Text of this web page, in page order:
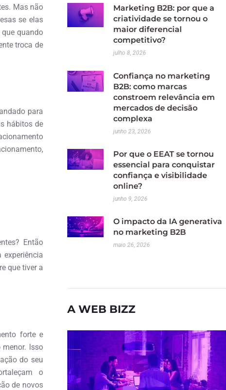
Mas não
se elas
quando
troca de
para
hábitos de
Então
que tiver a
forte e
Isso
do seu
o
de novos
Marketing B2B: por que a
criatividade se tornou o
maior diferencial
competitivo?
julho 8, 2026
Confiança no marketing
B2B: como marcas
constroem relevância em
mercados de decisão
complexa
junho 23, 2026
Por que o EEAT se tornou
essencial para conquistar
confiança e visibilidade
online?
junho 9, 2026
O impacto da IA generativa
no marketing B2B
maio 26, 2026
A WEB BIZZ